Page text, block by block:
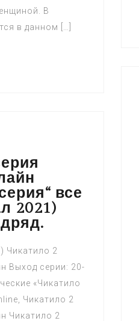
В
в данном […]
все
2021)
Чикатило 2
Выход серии: 20-
«Чикатило
Чикатило 2
Чикатило 2